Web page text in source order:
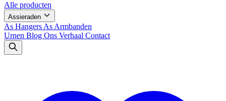
Alle producten
Assieraden
As Hangers As Armbanden
Urnen Blog Ons Verhaal Contact